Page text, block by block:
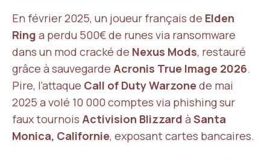
En février 2025, un joueur français de Elden
Ring a perdu 500€ de runes via ransomware
dans un mod cracké de Nexus Mods, restauré
grâce à sauvegarde Acronis True Image 2026.
Pire, l’attaque Call of Duty Warzone de mai
2025 a volé 10 000 comptes via phishing sur
faux tournois Activision Blizzard à Santa
Monica, Californie, exposant cartes bancaires.